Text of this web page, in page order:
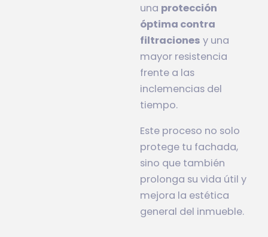
una protección
óptima contra
filtraciones y una
mayor resistencia
frente a las
inclemencias del
tiempo.
Este proceso no solo
protege tu fachada,
sino que también
prolonga su vida útil y
mejora la estética
general del inmueble.